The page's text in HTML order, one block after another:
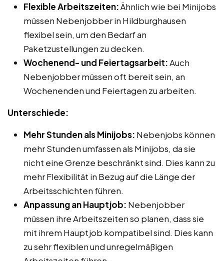
Flexible Arbeitszeiten:Ähnlich wie bei Minijobs
müssen Nebenjobber in Hildburghausen
flexibel sein, um den Bedarf an
Paketzustellungen zu decken.
Wochenend- und Feiertagsarbeit:Auch
Nebenjobber müssen oft bereit sein, an
Wochenenden und Feiertagen zu arbeiten.
Unterschiede:
Mehr Stunden als Minijobs: Nebenjobs können
mehr Stunden umfassen als Minijobs, da sie
nicht eine Grenze beschränkt sind. Dies kann zu
mehr Flexibilität in Bezug auf die Länge der
Arbeitsschichten führen.
Anpassung an Hauptjob: Nebenjobber
müssen ihre Arbeitszeiten so planen, dass sie
mit ihrem Hauptjob kompatibel sind. Dies kann
zu sehr flexiblen und unregelmäßigen